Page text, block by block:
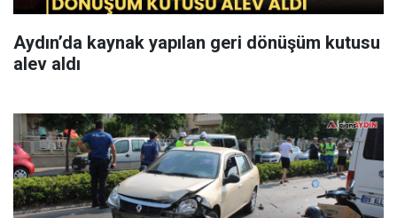
Aydın’da kaynak yapılan geri dönüşüm kutusu
alev aldı